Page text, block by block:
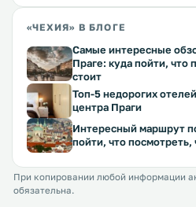
«ЧЕХИЯ» В БЛОГЕ
Самые интересные
Праге: куда пойти, что
стоит
Топ-5 недорогих
центра Праги
Интересный маршрут
пойти, что посмотреть,
При копировании любой информации
обязательна.